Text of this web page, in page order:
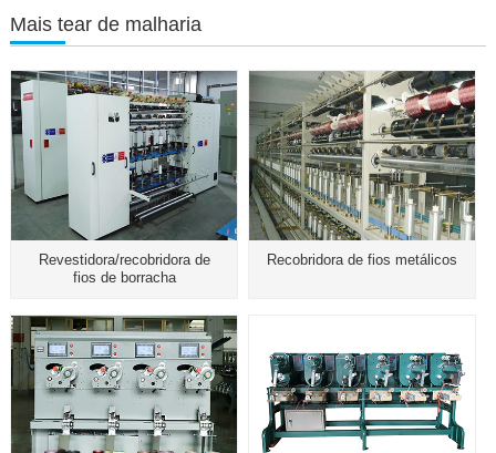
Mais tear de malharia
Revestidora/recobridora de
fios de borracha
Recobridora de fios metálicos